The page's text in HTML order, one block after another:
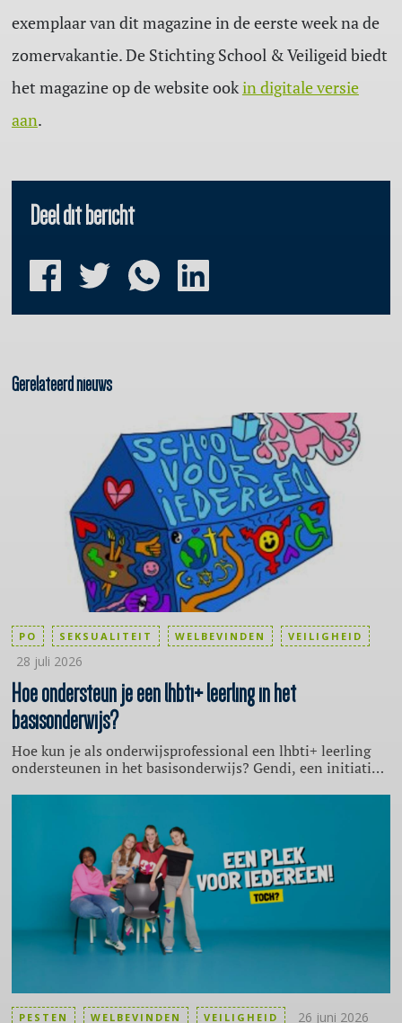
exemplaar van dit magazine in de eerste week na de
zomervakantie. De Stichting School & Veiligeid biedt
het magazine op de website ookin digitale versie
aan.
Deel dit bericht
Gerelateerd nieuws
Hoe ondersteun je een lhbti+ leerling in het
basisonderwijs?
Hoe kun je als onderwijsprofessional een lhbti+ leerling
ondersteunen in het basisonderwijs? Gendi, een initiatief
PO SEKSUALITEIT WELBEVINDEN VEILIGHEID
28 juli 2026
PESTEN WELBEVINDEN VEILIGHEID 26 juni 2026